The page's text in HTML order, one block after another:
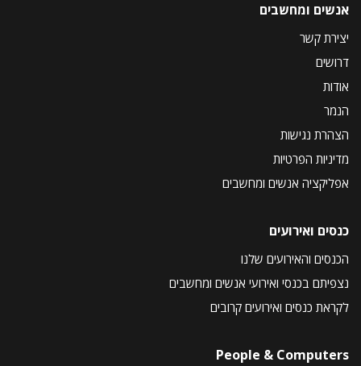
אנשים ומחשבים
יצירת קשר
דרושים
אודות
הנמר
הצהרת נגישות
מדיניות הפרטיות
אפליקציה אנשים ומחשבים
כנסים ואירועים
הכנסים והאירועים שלנו
נצפיתם בכנסי ואירועי אנשים ומחשבים
לקראת כנסים ואירועים קרובים
People & Computers